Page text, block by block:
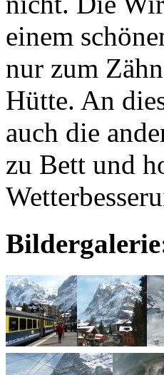
einem
nur zum
Hütte. An
auch die
zu Bett und